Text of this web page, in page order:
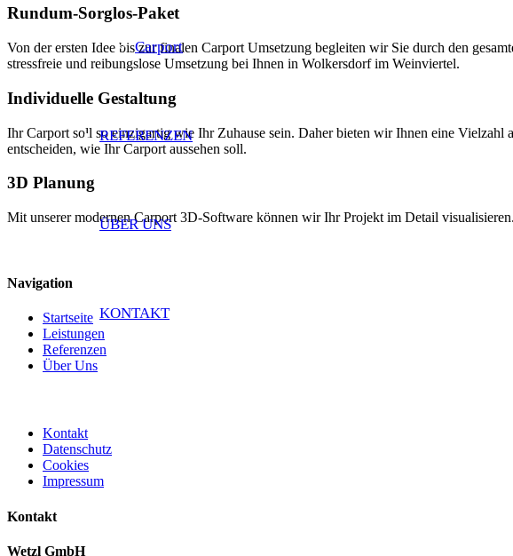
Carport
REFERENZEN
ÜBER UNS
KONTAKT
Rundum-Sorglos-Paket
Von der ersten Idee bis zur finalen Carport Umsetzung begleiten wir Sie durch den
stressfreie und reibungslose Umsetzung bei Ihnen in Wolkersdorf im Weinviertel.
Individuelle Gestaltung
Ihr Carport soll so einzigartig wie Ihr Zuhause sein. Daher bieten wir Ihnen eine
entscheiden, wie Ihr Carport aussehen soll.
3D Planung
Mit unserer modernen Carport 3D-Software können wir Ihr Projekt im Detail
Navigation
Startseite
Leistungen
Referenzen
Über Uns
Kontakt
Datenschutz
Cookies
Impressum
Kontakt
Wetzl GmbH